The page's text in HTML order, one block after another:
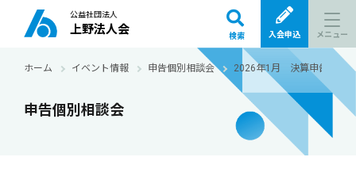
公益社団法人
上野法人会 検索 入会申込 メニュー
ホーム イベント情報 申告個別相談会 2026年1月 決算申告・確
申告個別相談会